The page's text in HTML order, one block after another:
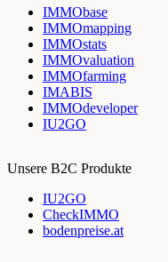
IMMObase
IMMOmapping
IMMOstats
IMMOvaluation
IMMOfarming
IMABIS
IMMOdeveloper
IU2GO
Unsere B2C Produkte
IU2GO
CheckIMMO
bodenpreise.at